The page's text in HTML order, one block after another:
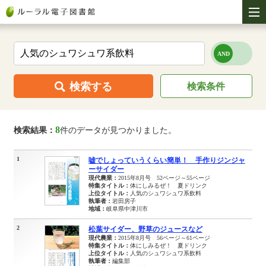
検索する 検索条件
検索結果： 8件のデータが見つかりました。
1
嘘でしょっていうくらい簡単！ 手作りジンジャ
ーサイダー
現代農業： 2015年8月号 52ページ～55ページ
特集タイトル： 体にしみるぜ！ 夏ドリンク
上位タイトル： 人気のシュワシュワ系飲料
執筆者： 岩田房子
地域： 岐阜県中津川市
2 松葉サイダー、野草のジュースなど
現代農業： 2015年8月号 56ページ～61ページ
特集タイトル： 体にしみるぜ！ 夏ドリンク
上位タイトル： 人気のシュワシュワ系飲料
執筆者： 編集部